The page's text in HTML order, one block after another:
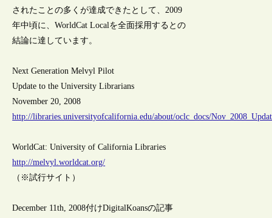
されたことの多くが達成できたとして、2009
年中頃に、WorldCat Localを全面採用するとの
結論に達しています。
Next Generation Melvyl Pilot
Update to the University Librarians
November 20, 2008
http://libraries.universityofcalifornia.edu/about/oclc_docs/
WorldCat: University of California Libraries
http://melvyl.worldcat.org/
（※試行サイト）
December 11th, 2008付けDigitalKoansの記事